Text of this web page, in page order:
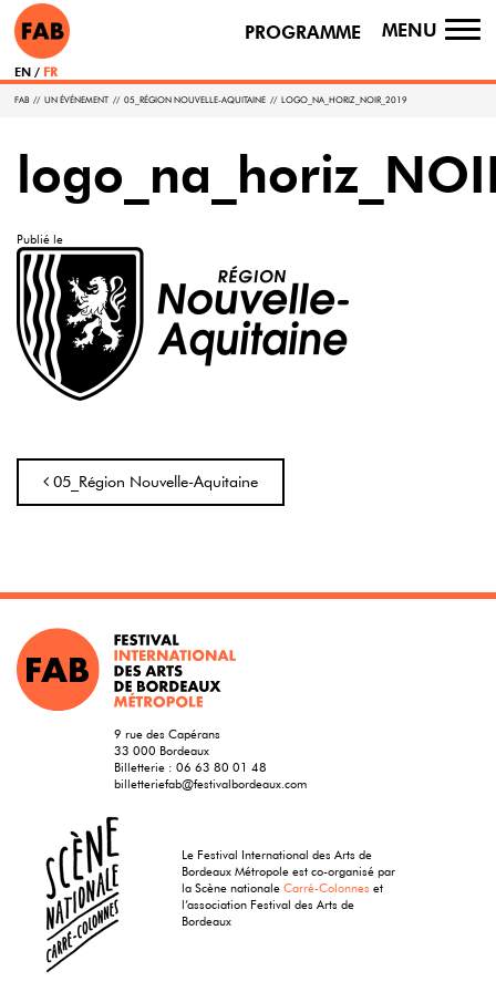
PROGRAMME MENU
EN FR
FAB // UN ÉVÉNEMENT // 05_RÉGION NOUVELLE-AQUITAINE // LOGO_NA_HORIZ_NOIR_2019
Publié le
Navigation
05_Région Nouvelle-Aquitaine
9 rue des Capérans
33 000 Bordeaux
Billetterie : 06 63 80 01 48
billetteriefab@festivalbordeaux.com
Le Festival International des Arts de
Bordeaux Métropole est co-organisé par
la Scène nationaleCarré-Colonnes et
l’association Festival des Arts de
Bordeaux